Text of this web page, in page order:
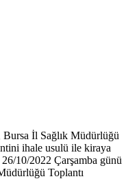
Bursa İl Sağlık Müdürlüğü
ihale usulü ile kiraya
10/2022 Çarşamba günü
Toplantı